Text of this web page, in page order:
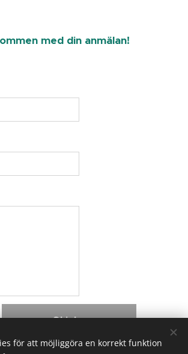
med din anmälan!
Skicka
för att möjliggöra en korrekt funktion